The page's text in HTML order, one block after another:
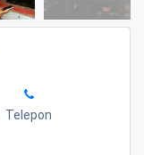
Telepon